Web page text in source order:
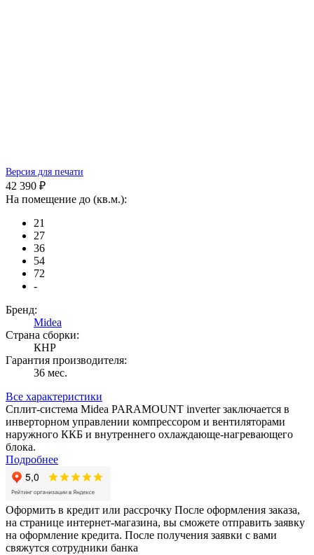
Версия для печати
42 390 ₽
На помещение до (кв.м.):
21
27
36
54
72
-
Бренд:
Midea
Страна сборки:
КНР
Гарантия производителя:
36 мес.
Все характеристики
Сплит-система Midea PARAMOUNT inverter заключается в
инверторном управлении компрессором и вентиляторами
наружного ККБ и внутреннего охлаждающе-нагревающего
блока.
Подробнее
Оформить в кредит или рассрочку После оформления заказа,
на странице интернет-магазина, вы сможете отправить заявку
на оформление кредита. После получения заявки с вами
свяжутся сотрудники банка